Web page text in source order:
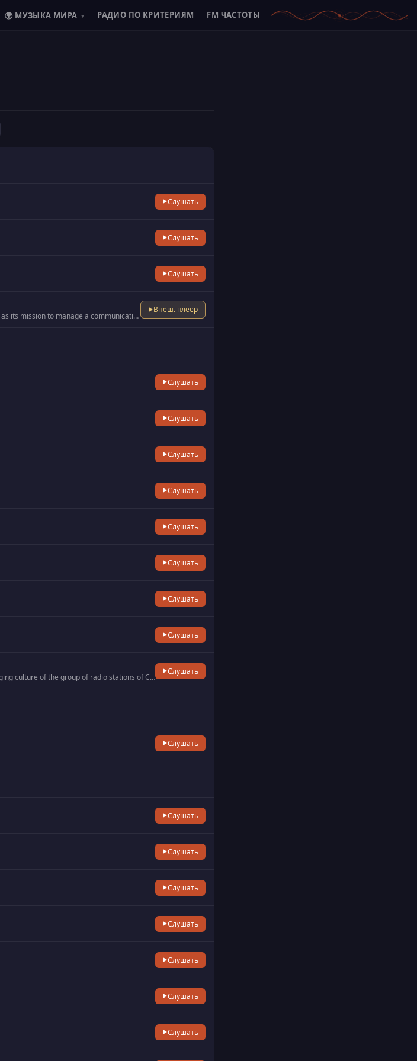
🌍 МУЗЫКА МИРА ▾ РАДИО ПО КРИТЕРИЯМ FM ЧАСТОТЫ
Слушать
Слушать
Слушать
The Youth Association Boca Ràdio has as its mission to manage a communication medium for Social Transformation, and …
Внеш. плеер
Слушать
Слушать
Слушать
Слушать
Слушать
Слушать
Слушать
Слушать
iCat is the channel of music and emerging culture of the group of radio stations of Catalunya Ràdio. The Catalan mus…
Слушать
Слушать
Слушать
Слушать
Слушать
Слушать
Слушать
Слушать
Слушать